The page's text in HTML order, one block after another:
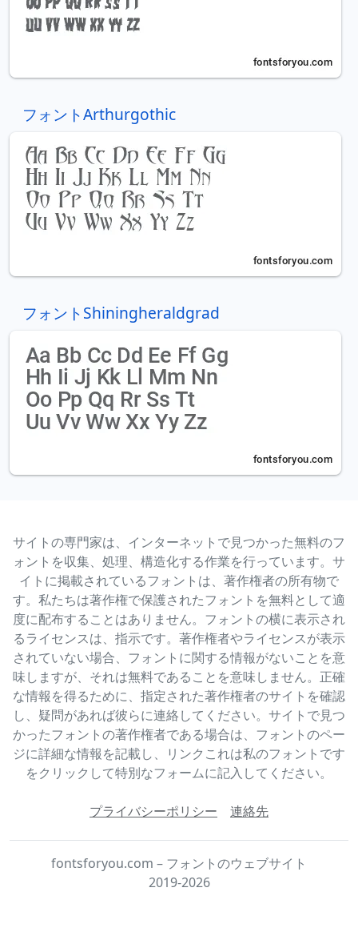
フォントArthurgothic
フォントShiningheraldgrad
サイトの専門家は、インターネットで見つかった無料のフ
ォントを収集、処理、構造化する作業を行っています。サ
イトに掲載されているフォントは、著作権者の所有物で
す。私たちは著作権で保護されたフォントを無料として適
度に配布することはありません。フォントの横に表示され
るライセンスは、指示です。著作権者やライセンスが表示
されていない場合、フォントに関する情報がないことを意
味しますが、それは無料であることを意味しません。正確
な情報を得るために、指定された著作権者のサイトを確認
し、疑問があれば彼らに連絡してください。サイトで見つ
かったフォントの著作権者である場合は、フォントのペー
ジに詳細な情報を記載し、リンクこれは私のフォントです
をクリックして特別なフォームに記入してください。
プライバシーポリシー 連絡先
fontsforyou.com – フォントのウェブサイト
2019-2026